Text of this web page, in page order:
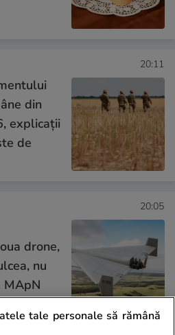
20:11
din
explicații
de
20:05
drone,
nu
MApN
tale personale să rămână